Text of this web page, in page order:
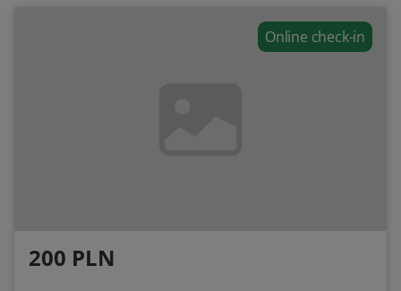
Online check-in
200 PLN